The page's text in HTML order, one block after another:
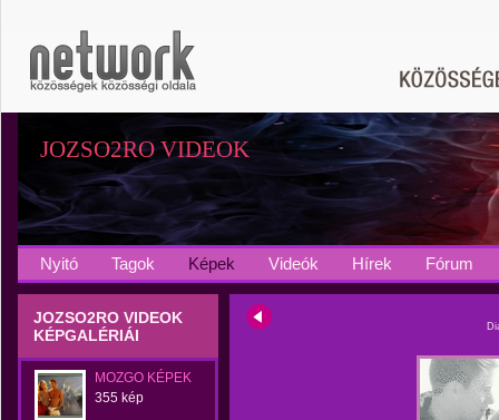
JOZSO2RO VIDEOK
Nyitó Tagok Képek Videók Hírek Fórum
JOZSO2RO VIDEOK
KÉPGALÉRIÁI
MOZGO KÉPEK
355 kép